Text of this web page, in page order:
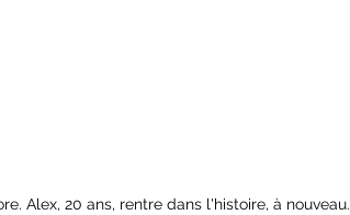
Alex, 20 ans, rentre dans l'histoire, à nouveau.